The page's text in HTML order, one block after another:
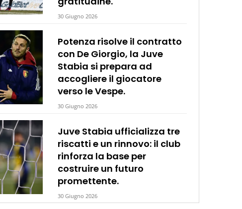
30 Giugno 2026
Potenza risolve il contratto
con De Giorgio, la Juve
Stabia si prepara ad
accogliere il giocatore
verso le Vespe.
30 Giugno 2026
Juve Stabia ufficializza tre
riscatti e un rinnovo: il club
rinforza la base per
costruire un futuro
promettente.
30 Giugno 2026